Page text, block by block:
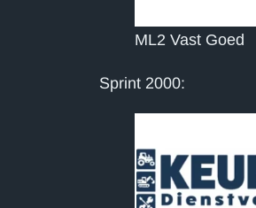
ML2 Vast Goed
Sprint 2000: